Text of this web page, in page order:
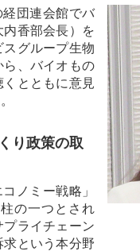
団連会館でバ
香部会長）を
グループ生物
、バイオもの
とともに意見
り政策の取
ノミー戦略」
の一つとされ
ライチェーン
という本分野